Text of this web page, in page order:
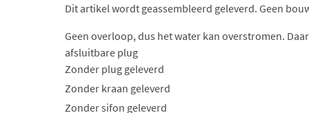
Dit artikel wordt geassembleerd geleverd. Geen
Geen overloop, dus het water kan overstromen.
afsluitbare plug
Zonder plug geleverd
Zonder kraan geleverd
Zonder sifon geleverd